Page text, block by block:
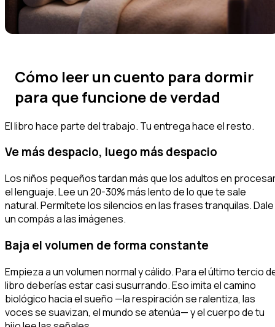
Cómo leer un cuento para dormir
para que funcione de verdad
El libro hace parte del trabajo. Tu entrega hace el resto.
Ve más despacio, luego más despacio
Los niños pequeños tardan más que los adultos en
el lenguaje. Lee un 20-30% más lento de lo que te sale
natural. Permítete los silencios en las frases tranquilas. Dale
un compás a las imágenes.
Baja el volumen de forma constante
Empieza a un volumen normal y cálido. Para el último tercio
libro deberías estar casi susurrando. Eso imita el camino
biológico hacia el sueño —la respiración se ralentiza, las
voces se suavizan, el mundo se atenúa— y el cuerpo de tu